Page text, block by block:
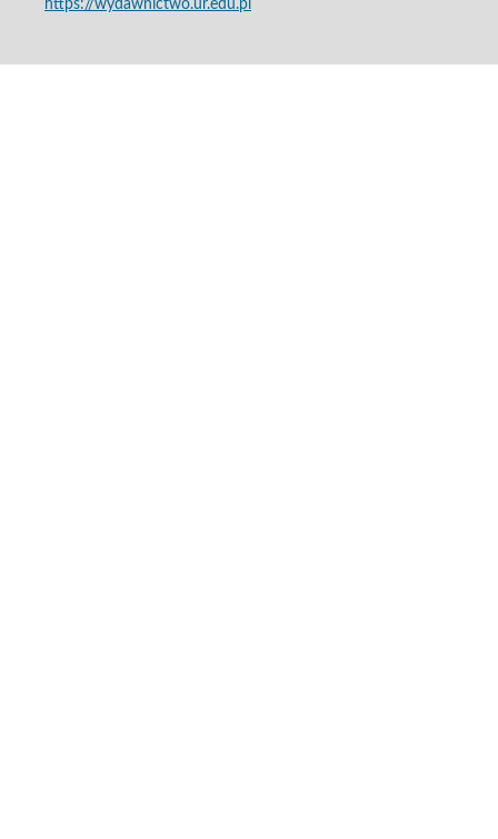
https://wydawnictwo.ur.edu.pl